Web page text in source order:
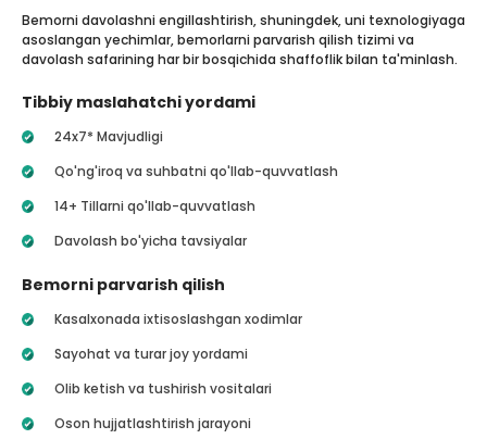
Bemorni davolashni engillashtirish, shuningdek, uni texnologiyaga
asoslangan yechimlar, bemorlarni parvarish qilish tizimi va
davolash safarining har bir bosqichida shaffoflik bilan ta'minlash.
Tibbiy maslahatchi yordami
24x7* Mavjudligi
Qo'ng'iroq va suhbatni qo'llab-quvvatlash
14+ Tillarni qo'llab-quvvatlash
Davolash bo'yicha tavsiyalar
Bemorni parvarish qilish
Kasalxonada ixtisoslashgan xodimlar
Sayohat va turar joy yordami
Olib ketish va tushirish vositalari
Oson hujjatlashtirish jarayoni